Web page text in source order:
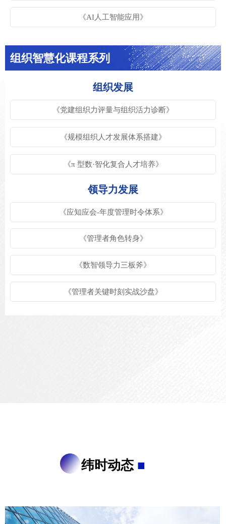
《AI人工智能应⽤》
组织智慧化课程系列
《党建组织⼒评量与组织活⼒诊断》
《规模组织⼈才发展体系搭建》
组织发展
《π 型数·智化复合人才培养》
领导力发展
《应知应会-年度管理时令体系》
《管理者角色转身》
《数智领导力三板斧》
《管理者关键时刻实战沙盘》
纬时动态 ■